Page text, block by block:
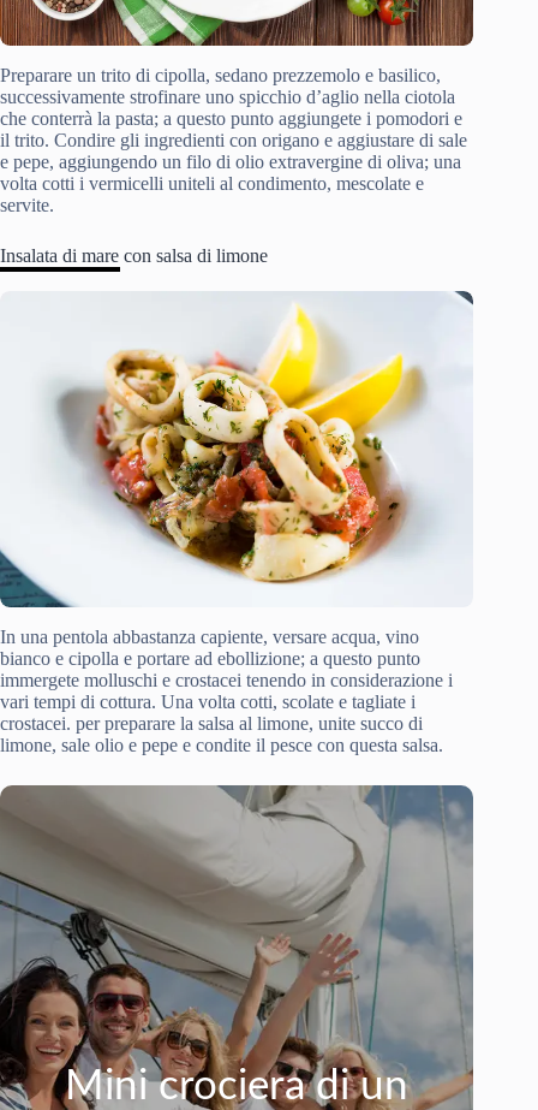
Preparare un trito di cipolla, sedano prezzemolo e basilico,
successivamente strofinare uno spicchio d’aglio nella ciotola
che conterrà la pasta; a questo punto aggiungete i pomodori e
il trito. Condire gli ingredienti con origano e aggiustare di sale
e pepe, aggiungendo un filo di olio extravergine di oliva; una
volta cotti i vermicelli uniteli al condimento, mescolate e
servite.
Insalata di mare con salsa di limone
In una pentola abbastanza capiente, versare acqua, vino
bianco e cipolla e portare ad ebollizione; a questo punto
immergete molluschi e crostacei tenendo in considerazione i
vari tempi di cottura. Una volta cotti, scolate e tagliate i
crostacei. per preparare la salsa al limone, unite succo di
limone, sale olio e pepe e condite il pesce con questa salsa.
Mini crociera di un